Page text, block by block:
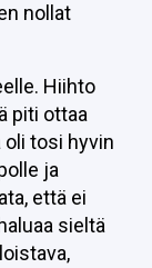
nollat
Hiihto
piti ottaa
tosi hyvin
ja
että ei
sieltä